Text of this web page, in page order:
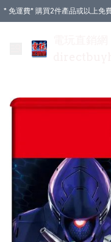
* 免運費* 購買2件產品或以上免